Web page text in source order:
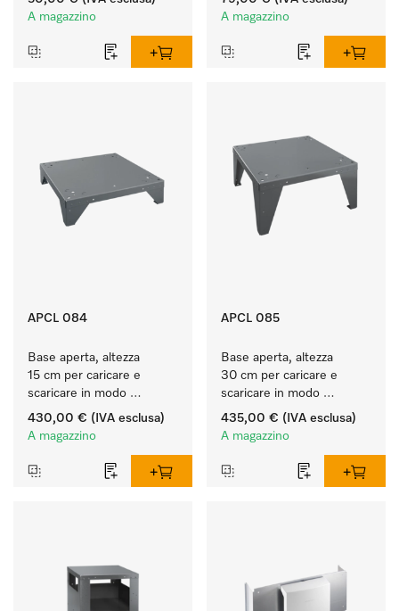
colorati resistenti.
A magazzino
colorati resistenti.
A magazzino
APCL 084
Base aperta, altezza
15 cm per caricare e
scaricare in modo
ergonomico la lavatrice e
l'essiccatoio.
430,00 € (IVA esclusa)
A magazzino
APCL 085
Base aperta, altezza
30 cm per caricare e
scaricare in modo
ergonomico la lavatrice e
l'essiccatoio.
435,00 € (IVA esclusa)
A magazzino